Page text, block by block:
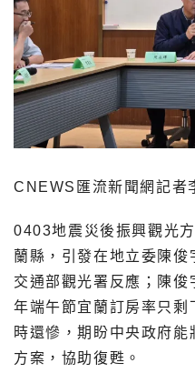
CNEWS匯流新聞網記者
0403地震災後振興觀光
蘭縣，引發在地立委陳俊
交通部觀光署反應；陳
年端午節宜蘭訂房率只
時還慘，期盼中央政府
方案，協助復甦。